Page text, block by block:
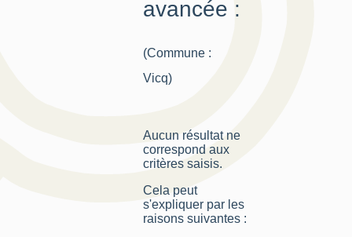
avancée :
(Commune :
Vicq)
Aucun résultat ne
correspond aux
critères saisis.
Cela peut
s'expliquer par les
raisons suivantes :